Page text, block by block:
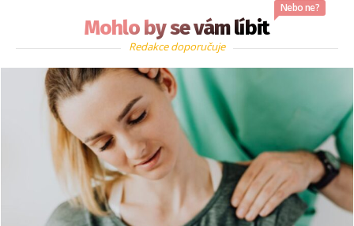
Mohlo by se vám líbit
Nebo ne?
Redakce doporučuje